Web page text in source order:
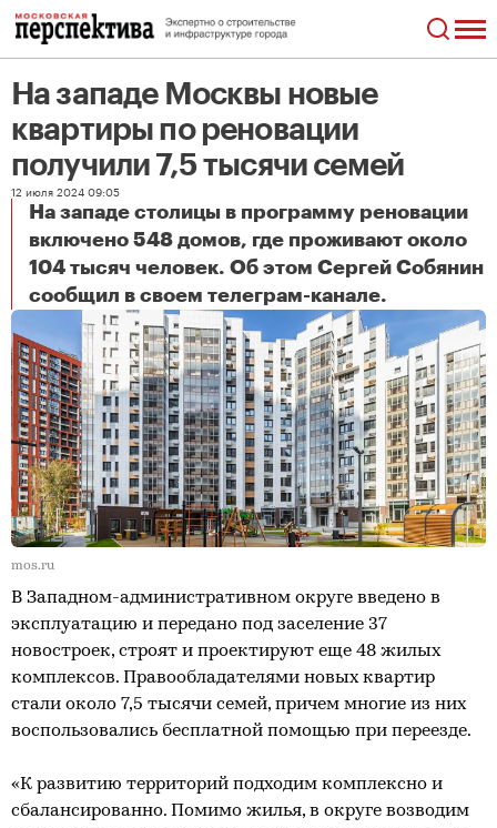
На западе Москвы новые
квартиры по реновации
получили 7,5 тысячи семей
12 июля 2024 09:05
На западе столицы в программу реновации
включено 548 домов, где проживают около
104 тысяч человек. Об этом Сергей Собянин
сообщил в своем телеграм-канале.
mos.ru
В Западном-административном округе введено в
эксплуатацию и передано под заселение 37
новостроек, строят и проектируют еще 48 жилых
комплексов. Правообладателями новых квартир
стали около 7,5 тысячи семей, причем многие из них
воспользовались бесплатной помощью при переезде.
«К развитию территорий подходим комплексно и
сбалансированно. Помимо жилья, в округе возводим